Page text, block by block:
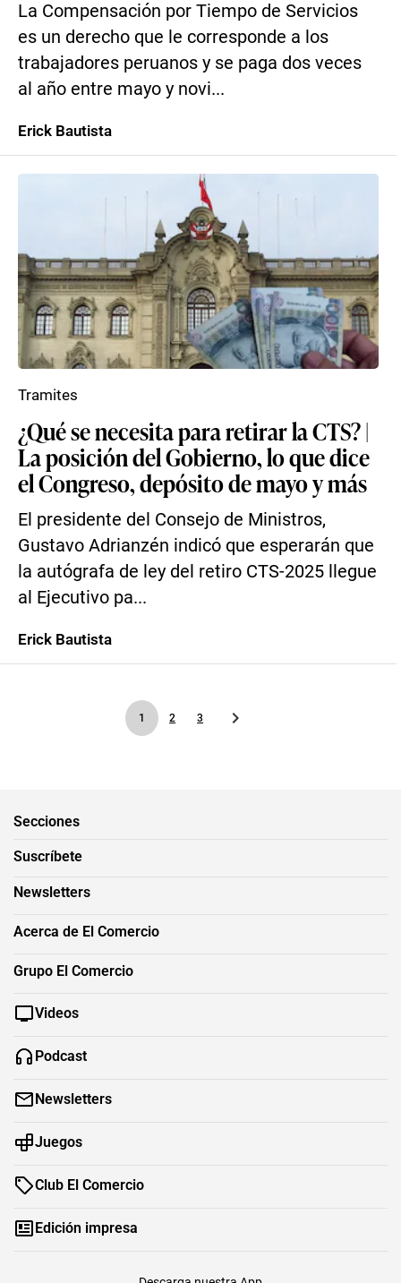
La Compensación por Tiempo de Servicios
es un derecho que le corresponde a los
trabajadores peruanos y se paga dos veces
al año entre mayo y novi...
Erick Bautista
¿Qué se necesita para retirar la CTS? |
La posición del Gobierno, lo que dice
el Congreso, depósito de mayo y más
El presidente del Consejo de Ministros,
Gustavo Adrianzén indicó que esperarán que
la autógrafa de ley del retiro CTS-2025 llegue
al Ejecutivo pa...
Tramites
Erick Bautista
1 2 3
Secciones
Suscríbete
Newsletters
Acerca de El Comercio
Grupo El Comercio
Videos
Podcast
Newsletters
Juegos
Club El Comercio
Edición impresa